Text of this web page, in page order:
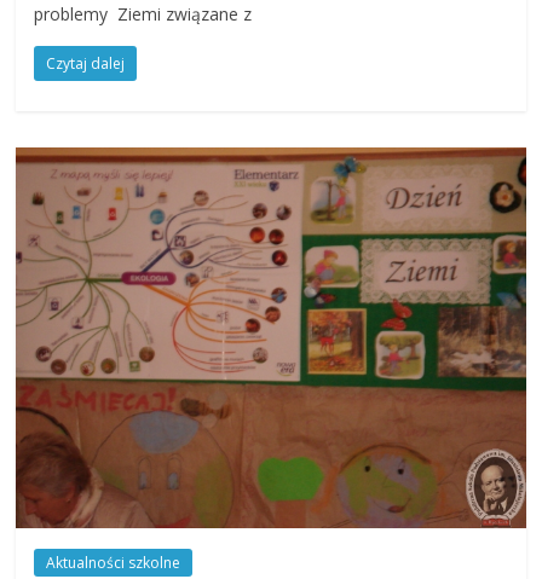
problemy Ziemi związane z
Czytaj dalej
Aktualności szkolne